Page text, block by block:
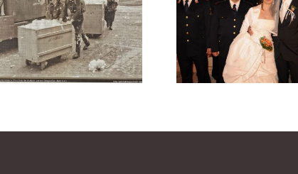
POROKA V
SPLITU
Maribor
v